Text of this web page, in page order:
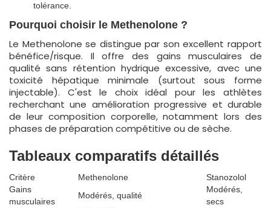
tolérance.
Pourquoi choisir le Methenolone ?
Le Methenolone se distingue par son excellent rapport
bénéfice/risque. Il offre des gains musculaires de
qualité sans rétention hydrique excessive, avec une
toxicité hépatique minimale (surtout sous forme
injectable). C'est le choix idéal pour les athlètes
recherchant une amélioration progressive et durable
de leur composition corporelle, notamment lors des
phases de préparation compétitive ou de sèche.
Tableaux comparatifs détaillés
Critère Methenolone
Stanozolol
Gains
musculaires
Modérés, qualité
Modérés,
secs